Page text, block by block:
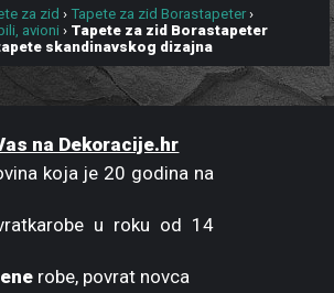
za zid ›Tapete za zid Borastapeter›
avioni › Tapete za zid Borastapeter
skandinavskog dizajna
na Dekoracije.hr
koja je 20 godina na
u roku od 14
robe, povrat novca